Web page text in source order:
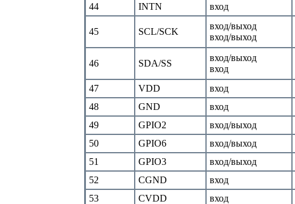
44
INTN вход
45 SCL/SCK
вход/выход
вход/выход
46 SDA/SS
вход/выход
вход
47
VDD вход
48
GND вход
49
GPIO2 вход/выход
50
GPIO6 вход/выход
51
GPIO3 вход/выход
52
CGND вход
53
CVDD вход